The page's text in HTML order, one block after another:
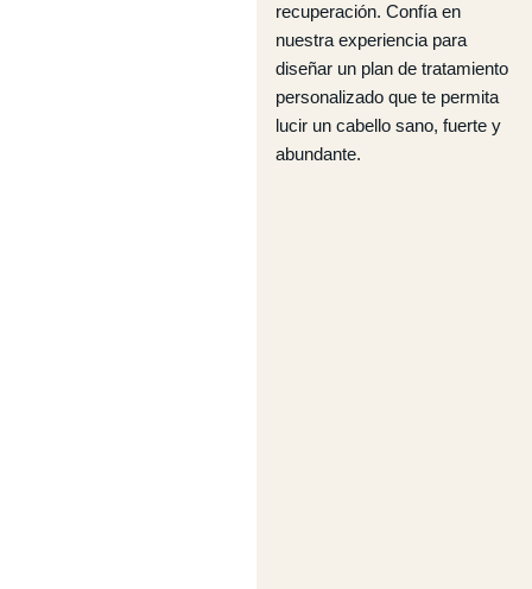
recuperación. Confía en
nuestra experiencia para
diseñar un plan de tratamiento
personalizado que te permita
lucir un cabello sano, fuerte y
abundante.